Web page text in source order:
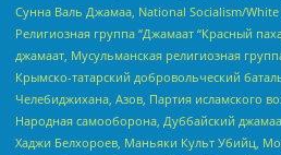
Сунна Валь Джамаа, National Socialism/White
Религиозная группа “Джамаат “Красный
джамаат, Мусульманская религиозная
Крымско-татарский добровольческий
Челебиджихана, Азов, Партия исламского
Народная самооборона, Дуббайский
Хаджи Белхороев, Маньяки Культ Убийц,